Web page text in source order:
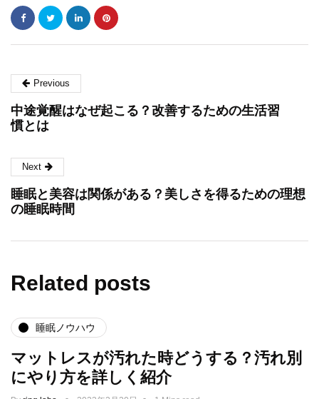
Previous
中途覚醒はなぜ起こる？改善するための生活習
慣とは
Next
睡眠と美容は関係がある？美しさを得るための理想
の睡眠時間
Related posts
睡眠ノウハウ
マットレスが汚れた時どうする？汚れ別
にやり方を詳しく紹介